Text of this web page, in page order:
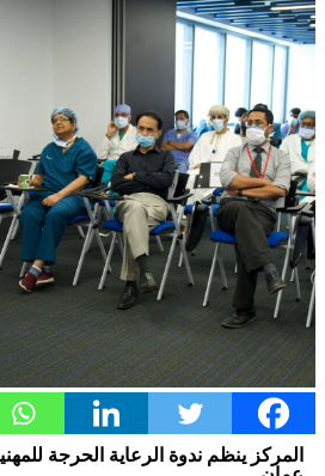
المركز ينظم ندوة الرعاية الحرجة